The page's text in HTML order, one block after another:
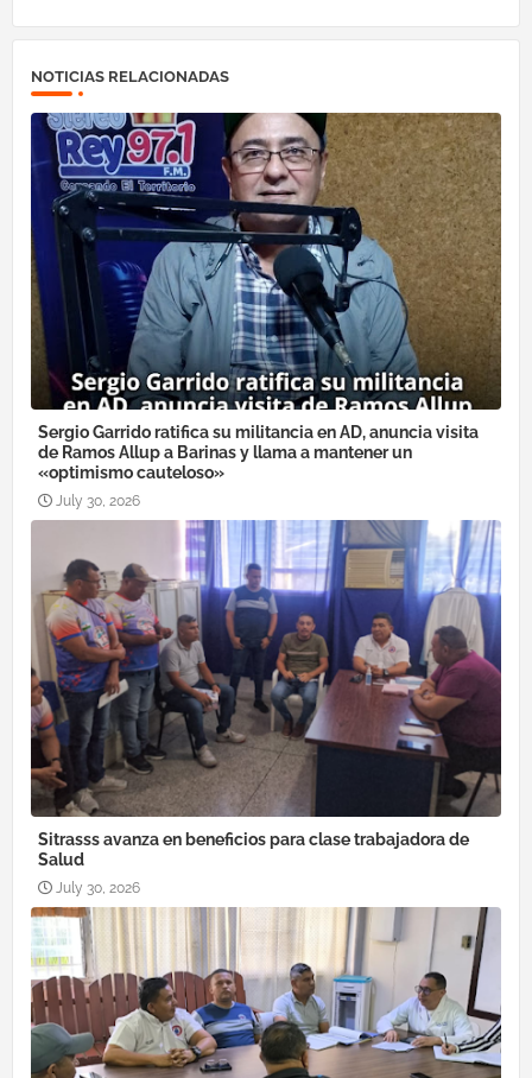
NOTICIAS RELACIONADAS
Sergio Garrido ratifica su militancia en AD, anuncia visita
de Ramos Allup a Barinas y llama a mantener un
«optimismo cauteloso»
July 30, 2026
Sitrasss avanza en beneficios para clase trabajadora de
Salud
July 30, 2026